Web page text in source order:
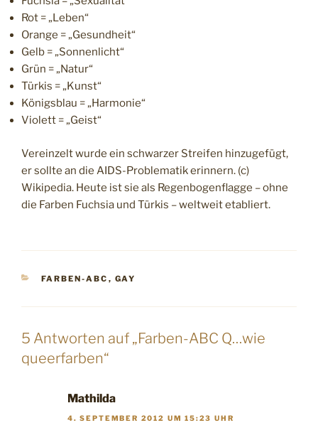
Rot = „Leben“
Orange = „Gesundheit“
Gelb = „Sonnenlicht“
Grün = „Natur“
Türkis = „Kunst“
Königsblau = „Harmonie“
Violett = „Geist“
Vereinzelt wurde ein schwarzer Streifen hinzugefügt,
er sollte an die AIDS-Problematik erinnern. (c)
Wikipedia. Heute ist sie als Regenbogenflagge – ohne
die Farben Fuchsia und Türkis – weltweit etabliert.
KATEGORIEN
FARBEN-ABC , GAY
5 Antworten auf „Farben-ABC Q…wie
queerfarben“
Mathilda
4. SEPTEMBER 2012 UM 15:23 UHR